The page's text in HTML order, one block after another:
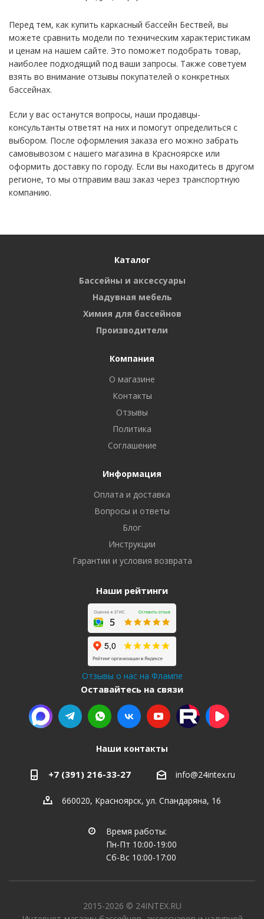
Перед тем, как купить каркасный бассейн Бествей, вы
можете сравнить модели по техническим характеристикам
и ценам на нашем сайте. Это поможет подобрать товар,
наиболее подходящий под ваши запросы. Также советуем
взять во внимание отзывы покупателей о конкретных
бассейнах.
Если у вас останутся вопросы, наши продавцы-
консультанты ответят на них и помогут определиться с
выбором. После оформления заказа его можно забрать
самовывозом с нашего магазина в Красноярске или
оформить доставку по городу. Если вы находитесь в другом
регионе, то мы отправим ваш заказ через транспортную
компанию.
Каталог
Бассейны и аксессуары
Надувная мебель
Химия для бассейнов
Производители
Компания
О магазине
Контакты
Отзывы
Политика
Соглашение
Информация
Оплата и доставка
Вопросы и ответы
Блог
Инструкции
Гарантии и условия возврата
Наши рейтинги
Отзывы о нас на Флампе
Оставайтесь на связи
Наши контакты
+7 (391) 216-33-27 info@24intex.ru
660020, Красноярск, ул. Спандаряна, 16
Время работы:
Пн-Пт 10:00-19:00
Сб-Вс 10:00-17:00
2015-2026 © 24INTEX.RU